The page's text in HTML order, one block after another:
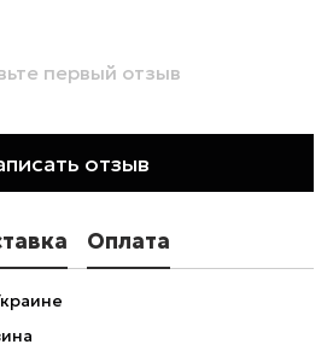
первый отзыв
отзыв
Оплата